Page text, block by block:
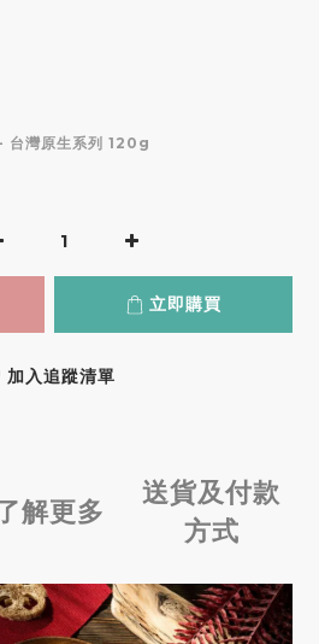
台灣原生系列 120g
立即購買
加入追蹤清單
解更多
送貨及付款
方式